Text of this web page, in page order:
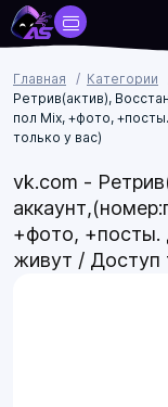
Главная Категории
Ретрив(актив),
пол Mix, +фото,
только у вас)
vk.com -
+фото,
живут / Доступ